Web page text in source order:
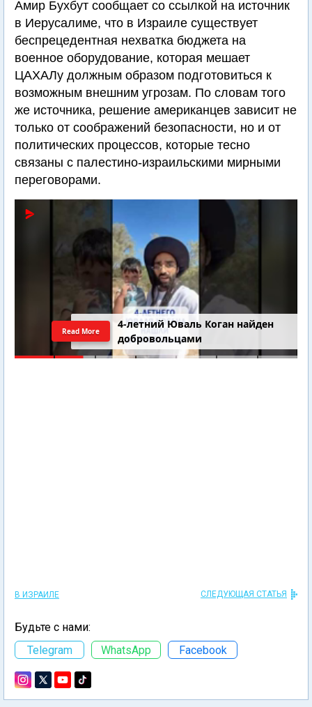
Амир Бухбут сообщает со ссылкой на источник
в Иерусалиме, что в Израиле существует
беспрецедентная нехватка бюджета на
военное оборудование, которая мешает
ЦАХАЛу должным образом подготовиться к
возможным внешним угрозам. По словам того
же источника, решение американцев зависит не
только от соображений безопасности, но и от
политических процессов, которые тесно
связаны с палестино-израильскими мирными
переговорами.
4-летний Юваль Коган найден
добровольцами
Read More
В ИЗРАИЛЕ СЛЕДУЮЩАЯ СТАТЬЯ
Будьте с нами:
Telegram
WhatsApp Facebook